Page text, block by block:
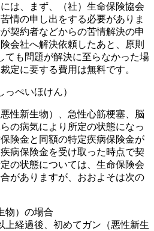
は、まず、（社）生命保険協会
情の申し出をする必要がありま
契約者などからの苦情解決の申
会社へ解決依頼したあと、原則
ても問題が解決に至らなかった場
定に要する費用は無料です。
ぺいほけん）
性新生物）、急性心筋梗塞、脳
の病気により所定の状態になっ
険金と同額の特定疾病保険金が
病保険金を受け取った時点で契
の状態については、生命保険会
がありますが、おおよそは次の
物）の場合
上経過後、初めてガン（悪性新生